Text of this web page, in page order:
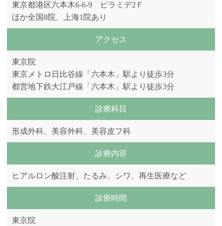
東京都港区六本木6-6-9 ピラミデ2Ｆ
ほか全国8院、上海1院あり
アクセス
東京院
東京メトロ日比谷線「六本木」駅より徒歩3分
都営地下鉄大江戸線「六本木」駅より徒歩3分
診療科目
形成外科、美容外科、美容皮フ科
診療内容
ヒアルロン酸注射、たるみ、シワ、再生医療など
診療時間
東京院